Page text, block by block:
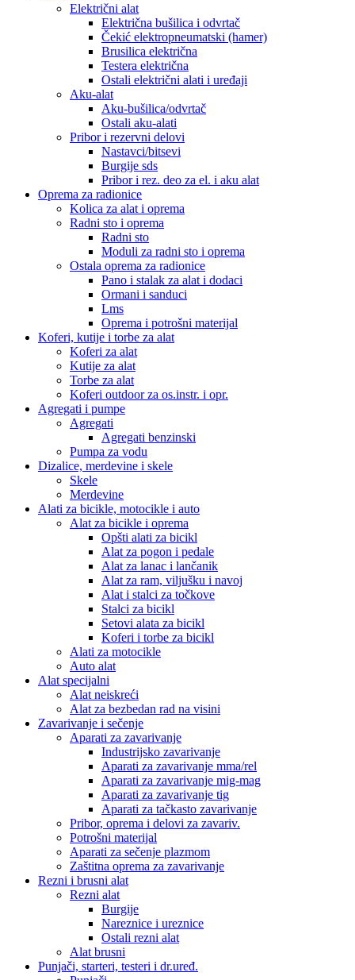
Električni alat
Električna bušilica i odvrtač
Čekić elektropneumatski (hamer)
Brusilica električna
Testera električna
Ostali električni alati i uređaji
Aku-alat
Aku-bušilica/odvrtač
Ostali aku-alati
Pribor i rezervni delovi
Nastavci/bitsevi
Burgije sds
Pribor i rez. deo za el. i aku alat
Oprema za radionice
Kolica za alat i oprema
Radni sto i oprema
Radni sto
Moduli za radni sto i oprema
Ostala oprema za radionice
Pano i stalak za alat i dodaci
Ormani i sanduci
Lms
Oprema i potrošni materijal
Koferi, kutije i torbe za alat
Koferi za alat
Kutije za alat
Torbe za alat
Koferi outdoor za os.instr. i opr.
Agregati i pumpe
Agregati
Agregati benzinski
Pumpa za vodu
Dizalice, merdevine i skele
Skele
Merdevine
Alati za bicikle, motocikle i auto
Alat za bicikle i oprema
Opšti alati za bicikl
Alat za pogon i pedale
Alat za lanac i lančanik
Alat za ram, viljušku i navoj
Alat i stalci za točkove
Stalci za bicikl
Setovi alata za bicikl
Koferi i torbe za bicikl
Alati za motocikle
Auto alat
Alat specijalni
Alat neiskreći
Alat za bezbedan rad na visini
Zavarivanje i sečenje
Aparati za zavarivanje
Industrijsko zavarivanje
Aparati za zavarivanje mma/rel
Aparati za zavarivanje mig-mag
Aparati za zavarivanje tig
Aparati za tačkasto zavarivanje
Pribor, oprema i delovi za zavariv.
Potrošni materijal
Aparati za sečenje plazmom
Zaštitna oprema za zavarivanje
Rezni i brusni alat
Rezni alat
Burgije
Nareznice i ureznice
Ostali rezni alat
Alat brusni
Punjači, starteri, testeri i dr.uređ.